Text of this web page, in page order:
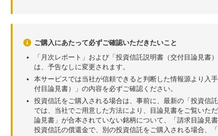
ご購入にあたって必ずご確認いただきたいこと
「月次レポート」および「投資信託説明書（交付目論見
は、予告なしに変更されます。
本サービスでは当社が信頼できると判断した情報源より入
付目論見書）」の内容を必ずご確認ください。
投資信託をご購入される場合は、事前に、最新の「投資信
では、当社でご用意した方法により、目論見書をご覧いた
論見書」が合本されていない銘柄について、「請求目論見
投資信託の償還金で、別の投資信託をご購入される場合、